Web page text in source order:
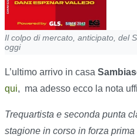
Il colpo di mercato, anticipato, del
oggi
L’ultimo arrivo in casa
qui, ma adesso ecco la nota
Trequartista e seconda punta
stagione in corso in forza